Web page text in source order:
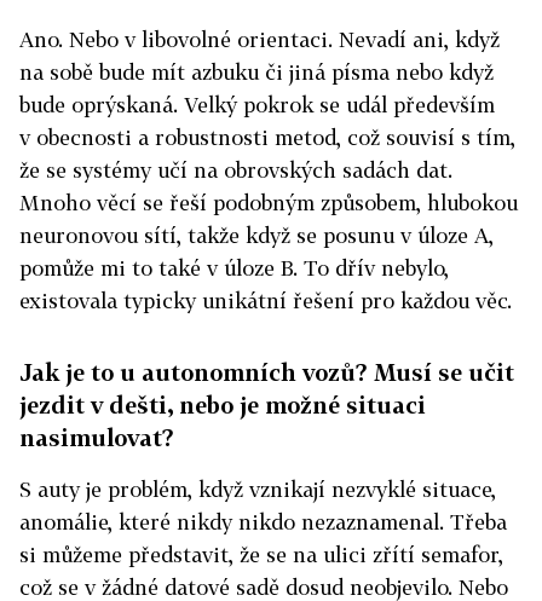
Ano. Nebo v libovolné orientaci. Nevadí ani, když
na sobě bude mít azbuku či jiná písma nebo když
bude oprýskaná. Velký pokrok se udál především
v obecnosti a robustnosti metod, což souvisí s tím,
že se systémy učí na obrovských sadách dat.
Mnoho věcí se řeší podobným způsobem, hlubokou
neuronovou sítí, takže když se posunu v úloze A,
pomůže mi to také v úloze B. To dřív nebylo,
existovala typicky unikátní řešení pro každou věc.
Jak je to u autonomních vozů? Musí se učit
jezdit v dešti, nebo je možné situaci
nasimulovat?
S auty je problém, když vznikají nezvyklé situace,
anomálie, které nikdy nikdo nezaznamenal. Třeba
si můžeme představit, že se na ulici zřítí semafor,
což se v žádné datové sadě dosud neobjevilo. Nebo